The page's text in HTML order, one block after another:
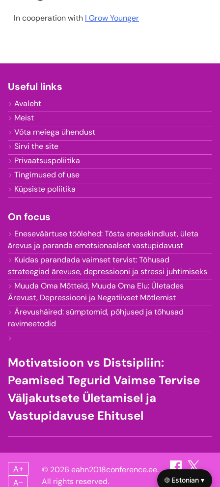
In cooperation with I Grow Younger
Useful links
Avaleht
Meist
Võta meiega ühendust
Sirvi the site
Privaatsuspoliitika
Tingimused of use
Küpsiste poliitika
On focus
Eneseväärtuse töölehed: Tõsta enesekindlust, ületa
ärevus ja paranda emotsionaalset vastupidavust
Kuidas parandada vaimset tervist: Tõhusad
strateegiad ärevuse, depressiooni ja stressi juhtimiseks
Muuda Oma Mõtteid, Muuda Oma Elu: Ületades
Ärevust, Depressiooni ja Negatiivset Mõtlemist
Ärevushäired: sümptomid, põhjused ja tõhusad
ravimeetodid
Motivatsioon vs Distsipliin:
Peamised Tegurid Vaimse Tervise
Väljakutsete Ületamisel ja
Vastupidavuse Ehitusel
A+
A–
© 2026 eahn2018conference.ee.
All rights reserved.
🌐 Estonian ▾